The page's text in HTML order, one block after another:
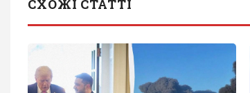
СХОЖІ СТАТТІ